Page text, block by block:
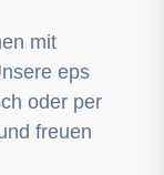
mit
eps
oder per
freuen